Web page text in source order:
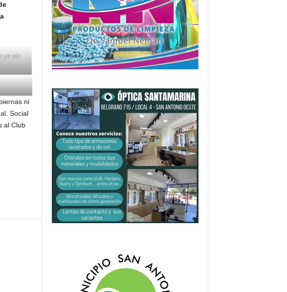
ya sin
ni
Social
al Club